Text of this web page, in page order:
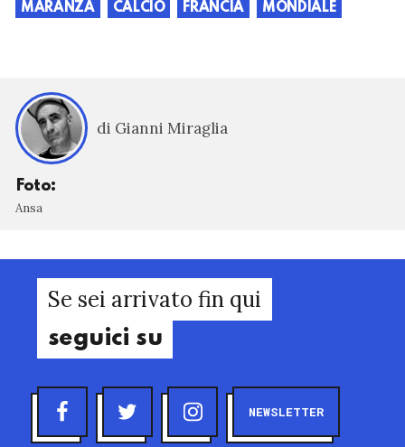
MARANZA CALCIO FRANCIA MONDIALE
di Gianni Miraglia
Foto:
Ansa
Se sei arrivato fin qui
seguici su
NEWSLETTER